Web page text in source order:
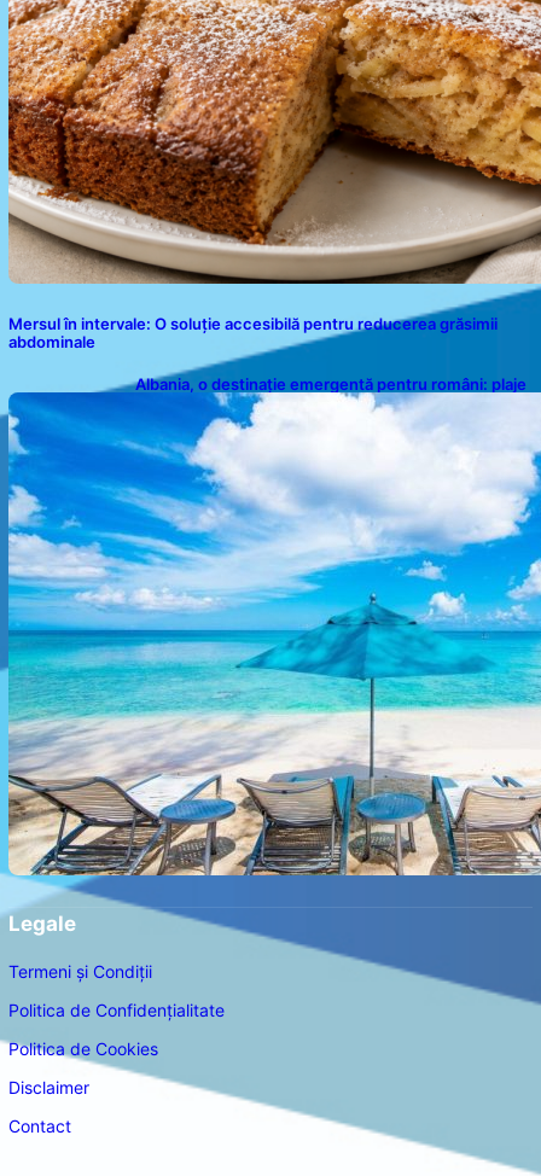
Mersul în intervale: O soluție accesibilă pentru reducerea grăsimii
abdominale
Albania, o destinație emergentă pentru români: plaje
spectaculoase, ape turcoaz și prețuri accesibile
Legale
Termeni și Condiții
Politica de Confidențialitate
Politica de Cookies
Disclaimer
Contact